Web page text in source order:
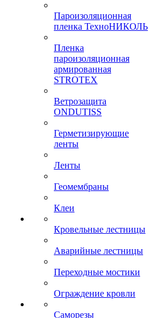
Пароизоляционная
пленка ТехноНИКОЛЬ
Пленка
пароизоляционная
армированная
STROTEX
Ветрозащита
ONDUTISS
Герметизирующие
ленты
Ленты
Геомембраны
Клеи
Кровельные лестницы
Аварийные лестницы
Переходные мостики
Ограждение кровли
Саморезы